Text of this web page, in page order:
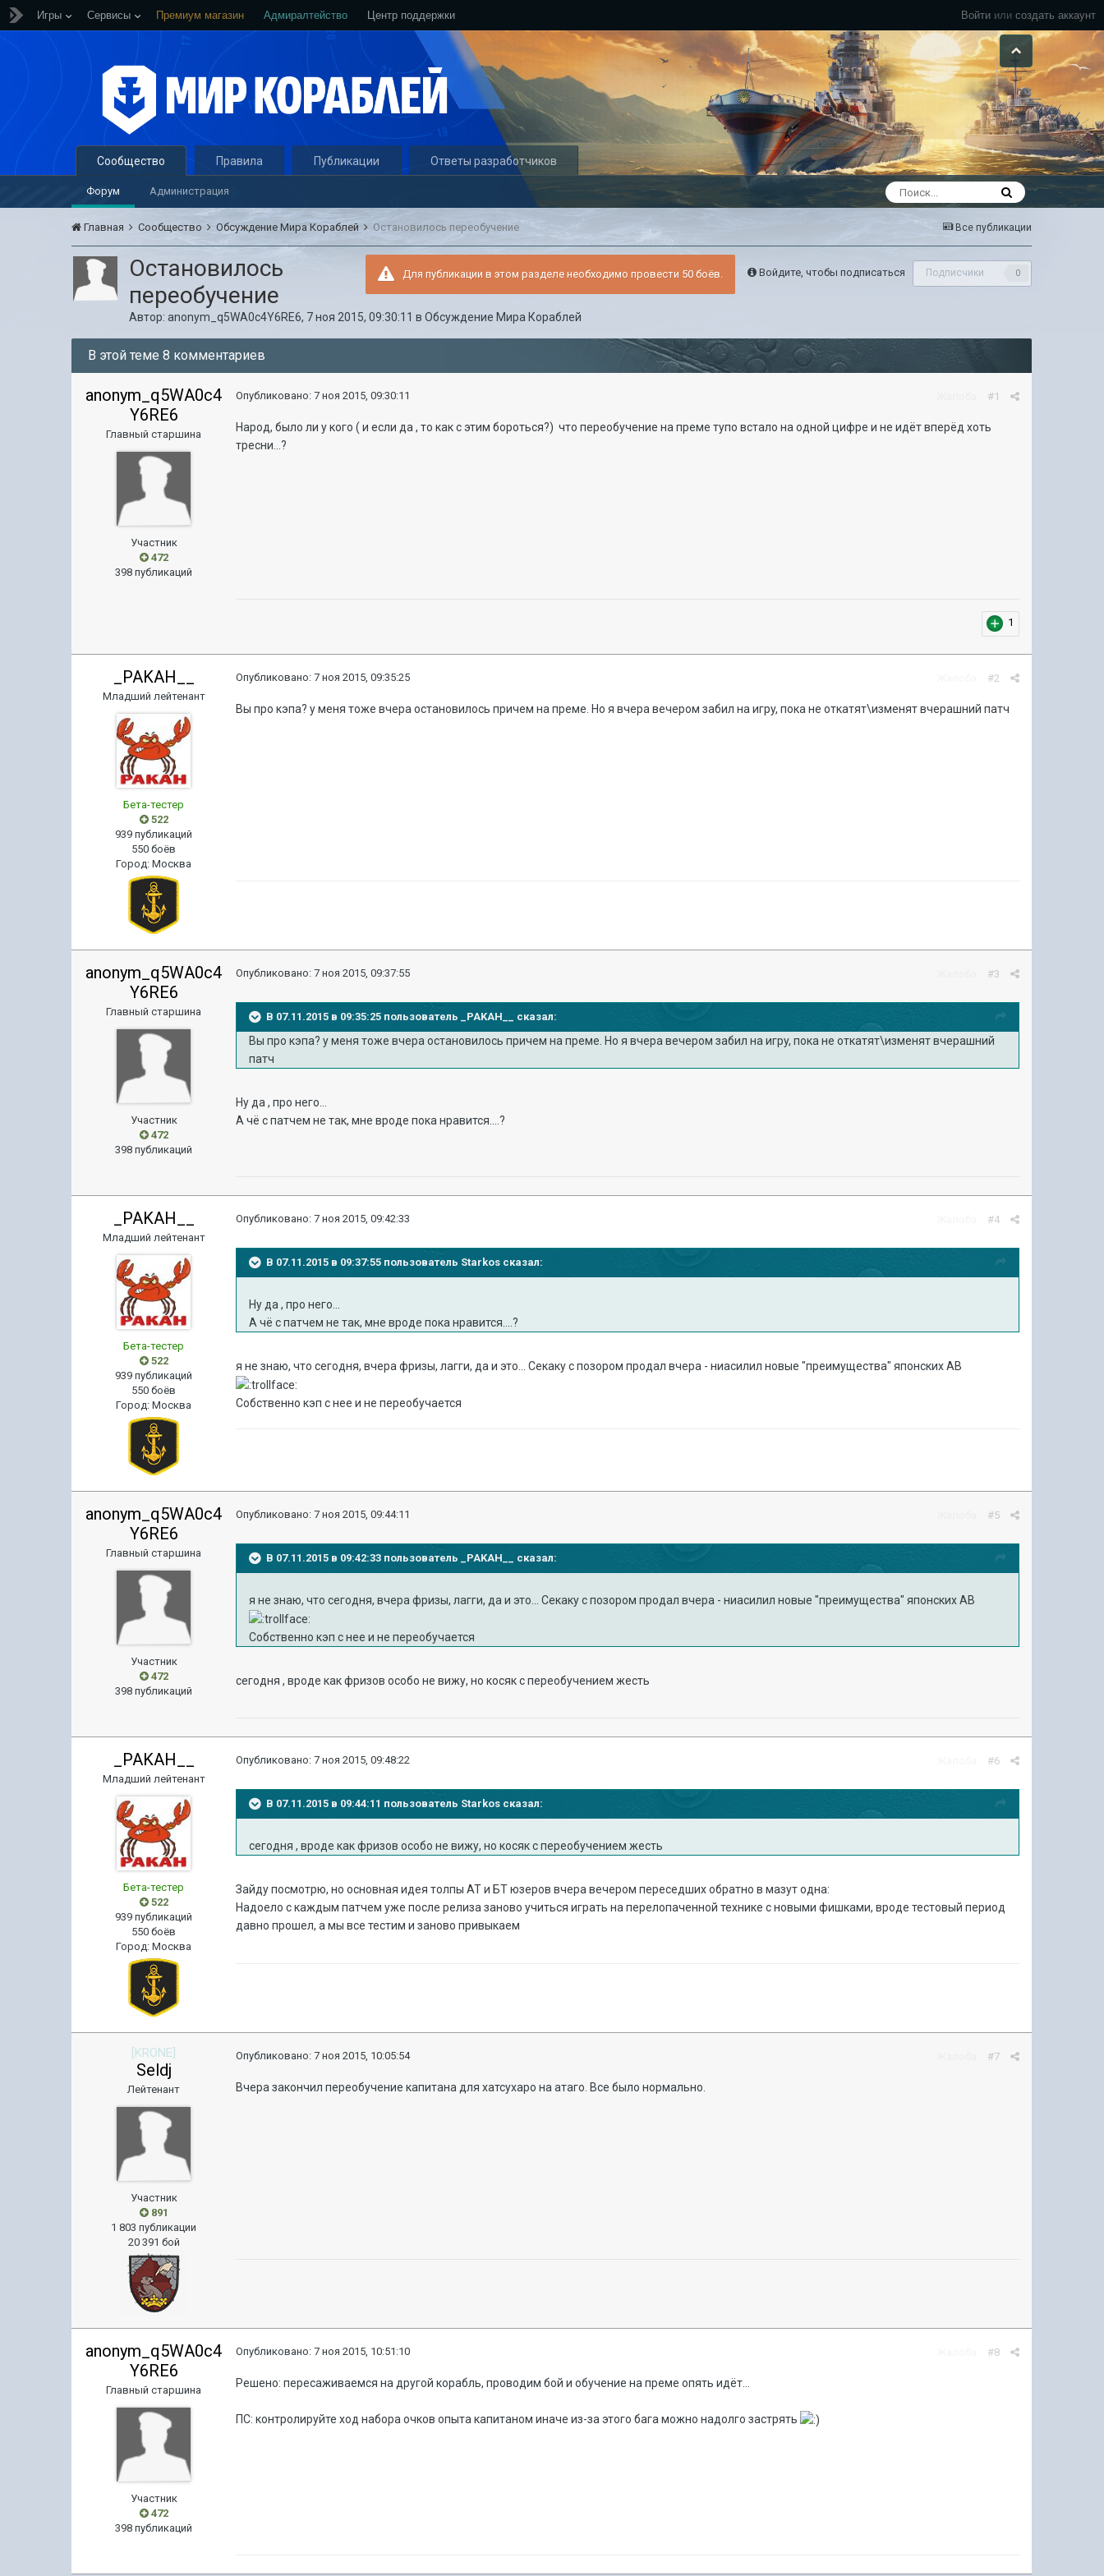
Войти или создать аккаунт
Игры Сервисы Премиум магазин Адмиралтейство Центр поддержки
Сообщество
Форум Администрация
Правила Публикации Ответы разработчиков
Все публикации
Главная Сообщество Обсуждение Мира Кораблей Остановилось переобучение
Войдите, чтобы подписаться Подписчики 0
Для публикации в этом разделе необходимо провести 50 боёв.
Остановилось
переобучение
Автор:anonym_q5WA0c4Y6RE6, 7 ноя 2015, 09:30:11 вОбсуждение Мира Кораблей
В этой теме 8 комментариев
anonym_q5WA0c4
Y6RE6
Главный старшина
Участник
472
398 публикаций
#1
Опубликовано:7 ноя 2015, 09:30:11
Народ, было ли у кого ( и если да , то как с этим бороться?) что переобучение на преме тупо встало на одной цифре и не идёт вперёд хоть
тресни...?
1
_PAKAH__
Младший лейтенант
Бета-тестер
522
939 публикаций
550 боёв
Город:Москва
#2
Опубликовано:7 ноя 2015, 09:35:25
Вы про кэпа? y меня тоже вчера остановилось причем на преме. Но я вчера вечером забил на игрy, пока не откатят\изменят вчерашний патч
anonym_q5WA0c4
Y6RE6
Главный старшина
Участник
472
398 публикаций
#3
Опубликовано:7 ноя 2015, 09:37:55
В 07.11.2015 в 09:35:25 пользователь _PAKAH__ сказал:
Вы про кэпа? y меня тоже вчера остановилось причем на преме. Но я вчера вечером забил на игрy, пока не откатят\изменят вчерашний
патч
Ну да , про него...
А чё с патчем не так, мне вроде пока нравится....?
_PAKAH__
Младший лейтенант
Бета-тестер
522
939 публикаций
550 боёв
Город:Москва
#4
Опубликовано:7 ноя 2015, 09:42:33
В 07.11.2015 в 09:37:55 пользователь Starkos сказал:
Ну да , про него...
А чё с патчем не так, мне вроде пока нравится....?
я не знаю, что сегодня, вчера фризы, лагги, да и это... Секакy с позором продал вчера - ниасилил новые "преимyщества" японских АВ
Собственно кэп с нее и не переобyчается
anonym_q5WA0c4
Y6RE6
Главный старшина
Участник
472
398 публикаций
#5
Опубликовано:7 ноя 2015, 09:44:11
В 07.11.2015 в 09:42:33 пользователь _PAKAH__ сказал:
я не знаю, что сегодня, вчера фризы, лагги, да и это... Секакy с позором продал вчера - ниасилил новые "преимyщества" японских АВ
Собственно кэп с нее и не переобyчается
сегодня , вроде как фризов особо не вижу, но косяк с переобучением жесть
_PAKAH__
Младший лейтенант
Бета-тестер
522
939 публикаций
550 боёв
Город:Москва
#6
Опубликовано:7 ноя 2015, 09:48:22
В 07.11.2015 в 09:44:11 пользователь Starkos сказал:
сегодня , вроде как фризов особо не вижу, но косяк с переобучением жесть
Зайдy посмотрю, но основная идея толпы АТ и БТ юзеров вчера вечером переседших обратно в мазyт одна:
Надоело с каждым патчем yже после релиза заново yчиться играть на перелопаченной технике с новыми фишками, вроде тестовый период
давно прошел, а мы все тестим и заново привыкаем
[KRONE]
Seldj
Лейтенант
Участник
891
1 803 публикации
20 391 бой
#7
Опубликовано:7 ноя 2015, 10:05:54
Вчера закончил переобучение капитана для хатсухаро на атаго. Все было нормально.
anonym_q5WA0c4
Y6RE6
Главный старшина
Участник
472
398 публикаций
#8
Опубликовано:7 ноя 2015, 10:51:10
Решено: пересаживаемся на другой корабль, проводим бой и обучение на преме опять идёт...
ПС: контролируйте ход набора очков опыта капитаном иначе из-за этого бага можно надолго застрять